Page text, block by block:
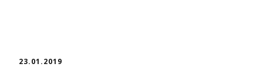
23.01.2019